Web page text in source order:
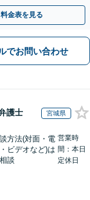
可】
料金表を見る
でお問い合わせ
護士 宮城県
方法(対面・電
ビデオなど)は
談
営業時
間：本日
定休日